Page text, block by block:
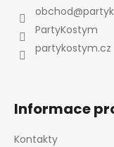
obchod@
PartyKostym
partykostym.cz
Informace
Kontakty